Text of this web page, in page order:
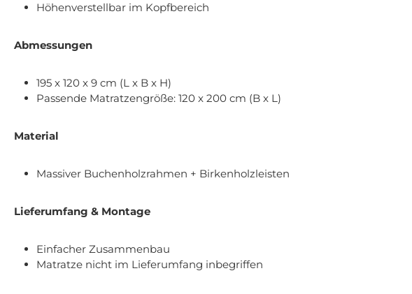
Höhenverstellbar im Kopfbereich
Abmessungen
195 x 120 x 9 cm (L x B x H)
Passende Matratzengröße: 120 x 200 cm (B x L)
Material
Massiver Buchenholzrahmen + Birkenholzleisten
Lieferumfang & Montage
Einfacher Zusammenbau
Matratze nicht im Lieferumfang inbegriffen